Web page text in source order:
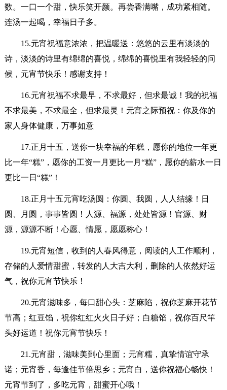
数。一口一个甜，快乐笑开颜。再尝香满嘴，成功紧相随。
连汤一起喝，幸福日子多。
15.元宵祝福意浓浓，把温暖送：悠悠的云里有淡淡的
诗，淡淡的诗里有绵绵的喜悦，绵绵的喜悦里有我轻轻的问
候，元宵节快乐！感谢支持！
16.元宵祝福不求最早，不求最好，但求最诚！我的祝福
不求最美，不求最全，但求最灵！元宵之际预祝：你及你的
家人身体健康，万事如意
17.正月十五，送你一块幸福的年糕，愿你的地位一年更
比一年“糕”，愿你的工资一月更比一月“糕”，愿你的薪水一日
更比一日“糕”！
18.正月十五元宵吃汤圆：你圆、我圆，人人结缘！日
圆、月圆，事事皆圆！人源、福源，处处皆源！官源、财
源，源源不断！心愿、情愿，愿愿称心！
19.元宵短信，收到的人春风得意，阅读的人工作顺利，
存储的人爱情甜蜜，转发的人大吉大利，删除的人依然好运
气，祝你元宵节快乐！
20.元宵滋味多，每口甜心头：芝麻陷，祝你芝麻开花节
节高；红豆馅，祝你红红火火日子好；白糖馅，祝你百尺竿
头好运道！祝你元宵节快乐！
21.元宵甜，滋味美到心里面；元宵糯，真挚情谊守承
诺；元宵香，每逢佳节倍思乡；元宵白，送你祝福心畅快！
元宵节到了，多吃元宵，甜蜜开心哦！